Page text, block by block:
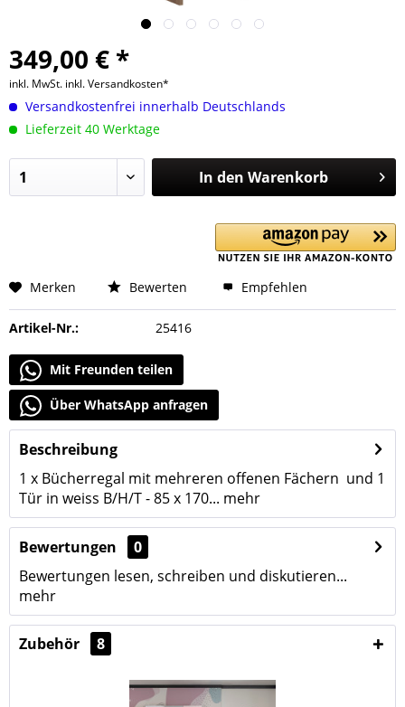
349,00 € *
inkl. MwSt. inkl. Versandkosten*
Versandkostenfrei innerhalb Deutschlands
Lieferzeit 40 Werktage
In den Warenkorb
Merken Bewerten Empfehlen
Artikel-Nr.: 25416
Mit Freunden teilen
Über WhatsApp anfragen
Beschreibung
1 x Bücherregal mit mehreren offenen Fächern und 1
Tür in weiss B/H/T - 85 x 170... mehr
Bewertungen
0
Bewertungen lesen, schreiben und diskutieren...
mehr
Zubehör 8